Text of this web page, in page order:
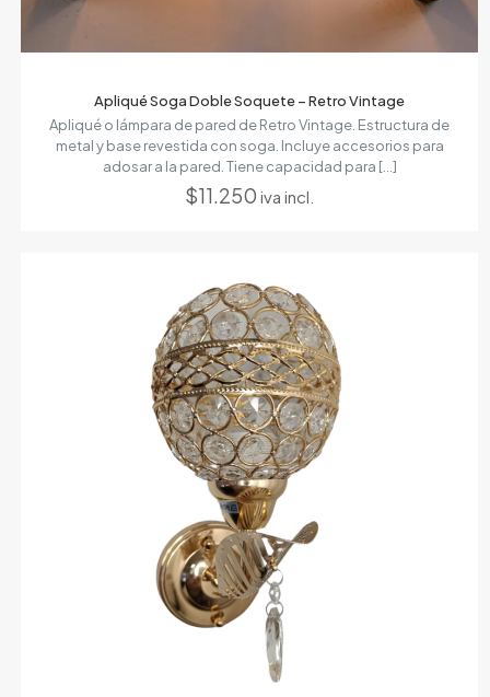
Apliqué Soga Doble Soquete – Retro Vintage
Apliqué o lámpara de pared de Retro Vintage. Estructura de
metal y base revestida con soga. Incluye accesorios para
adosar a la pared. Tiene capacidad para […]
$11.250 iva incl.